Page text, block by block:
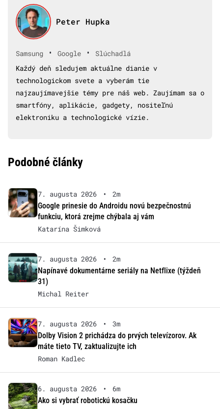
Peter Hupka
Samsung • Google •
Slúchadlá
Každý deň sledujem aktuálne dianie v
technologickom svete a vyberám tie
najzaujímavejšie témy pre náš web. Zaujímam sa o
smartfóny, aplikácie, gadgety, nositeľnú
elektroniku a technologické vízie.
Podobné články
7. augusta 2026 •
2m
Google prinesie do Androidu novú bezpečnostnú
funkciu, ktorá zrejme chýbala aj vám
Katarína Šimková
7. augusta 2026 •
2m
Napínavé dokumentárne seriály na Netflixe (týždeň
31)
Michal Reiter
7. augusta 2026 •
3m
Dolby Vision 2 prichádza do prvých televízorov. Ak
máte tieto TV, zaktualizujte ich
Roman Kadlec
6. augusta 2026 •
6m
Ako si vybrať robotickú kosačku